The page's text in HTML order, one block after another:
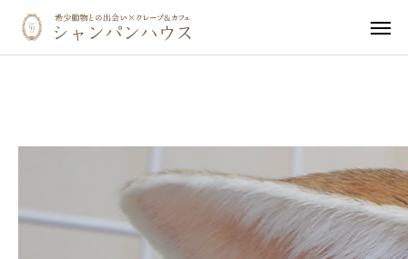
ご予約確認・キャンセル